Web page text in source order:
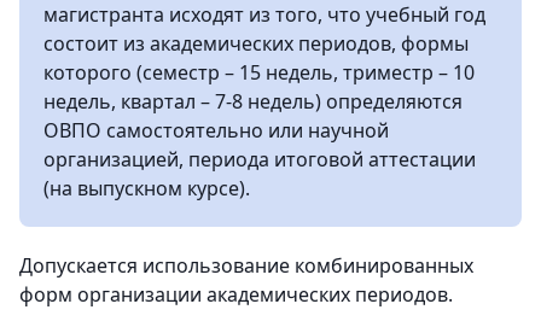
магистранта исходят из того, что учебный год
состоит из академических периодов, формы
которого (семестр – 15 недель, триместр – 10
недель, квартал – 7-8 недель) определяются
ОВПО самостоятельно или научной
организацией, периода итоговой аттестации
(на выпускном курсе).
Допускается использование комбинированных
форм организации академических периодов.